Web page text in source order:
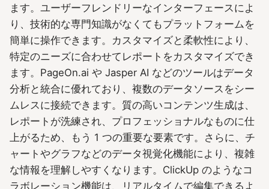
ます。ユーザーフレンドリーなインターフェースによ
り、技術的な専門知識がなくてもプラットフォームを
簡単に操作できます。カスタマイズと柔軟性により、
特定のニーズに合わせてレポートをカスタマイズでき
ます。PageOn.ai や Jasper AI などのツールはデータ
分析と統合に優れており、複数のデータソースをシー
ムレスに接続できます。質の高いコンテンツ生成は、
レポートが洗練され、プロフェッショナルなものに仕
上がるため、もう 1 つの重要な要素です。さらに、チ
ャートやグラフなどのデータ視覚化機能により、複雑
な情報を理解しやすくなります。ClickUp のようなコ
ラボレーション機能は、リアルタイムで編集できるよ